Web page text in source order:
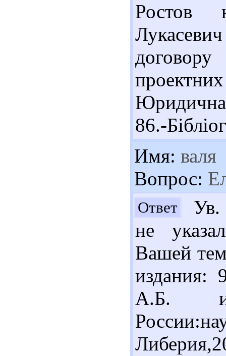
Ростов
86.-
Имя: валя
Вопрос:
Ответ
не
Вашей
издания:
А.Б.